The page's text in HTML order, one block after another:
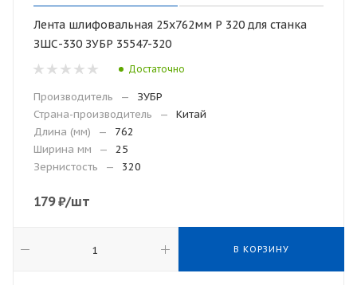
Лента шлифовальная 25х762мм Р 320 для станка
ЗШС-330 ЗУБР 35547-320
Достаточно
Производитель —
ЗУБР
Страна-производитель
—
Китай
Длина (мм)
—
762
Ширина мм
—
25
Зернистость
— 320
179₽/шт
В КОРЗИНУ